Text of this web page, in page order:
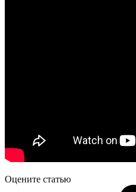
Оцените статью